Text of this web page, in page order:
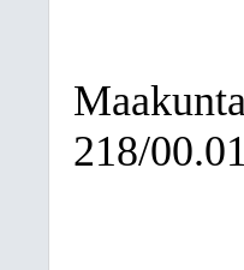
218/